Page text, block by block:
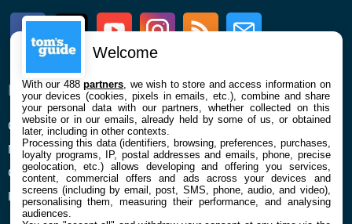
FacebookTwitter Youtube InstagramRSS Newsletter
ENTREPRISE
Qui sommes nous
Mentions légales et CGU
Confidentialité et Cookies
Préférences cookies
À PROPOS
La rédaction
Contact
Welcome
With our 488partners , we wish to store and access information on
your devices (cookies, pixels in emails, etc.), combine and share
your personal data with our partners, whether collected on this
website or in our emails, already held by some of us, or obtained
later, including in other contexts.
Processing this data (identifiers, browsing, preferences, purchases,
loyalty programs, IP, postal addresses and emails, phone, precise
geolocation, etc.) allows developing and offering you services,
content, commercial offers and ads across your devices and
screens (including by email, post, SMS, phone, audio, and video),
personalising them, measuring their performance, and analysing
audiences.